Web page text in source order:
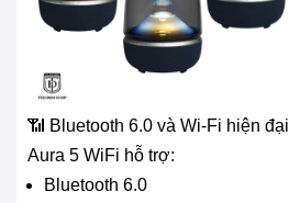
📶 Bluetooth 6.0 và Wi-Fi hiện đại
Aura 5 WiFi hỗ trợ:
Bluetooth 6.0